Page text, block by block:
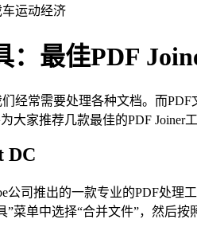
车运动经济
：最佳PDF
经常需要处理各种文档。而
大家推荐几款最佳的PDF Joiner工
DC
公司推出的一款专业的PDF处
”菜单中选择“合并文件”，然后